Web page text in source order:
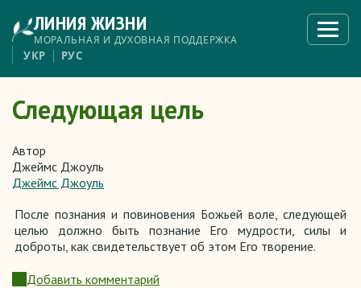
основному
содержанию
ЛИНИЯ ЖИЗНИ
МОРАЛЬНАЯ И ДУХОВНАЯ ПОДДЕРЖКА
меню
УКР РУС
Следующая цель
Автор
Джеймс Джоуль
Джеймс Джоуль
После познания и повиновения Божьей воле, следующей
целью должно быть познание Его мудрости, силы и
доброты, как свидетельствует об этом Его творение.
Добавить комментарий